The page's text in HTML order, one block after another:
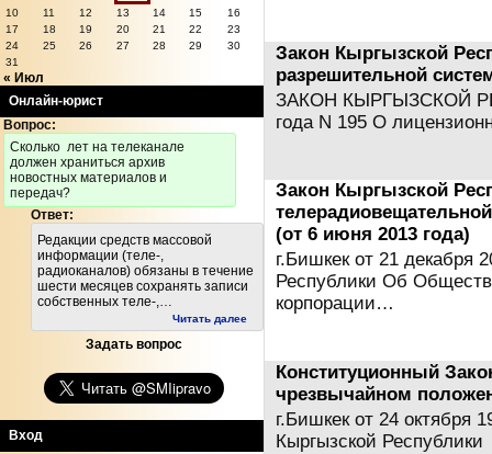
10
11 12 13 14 15
16
17
18 19 20 21 22
23
24
25 26 27 28 29
30
31
« Июл
Онлайн-юрист
Вопрос:
Cколько лет на телеканале
должен храниться архив
новостных материалов и
передач?
Ответ:
Редакции средств массовой
информации (теле-,
радиоканалов) обязаны в течение
шести месяцев сохранять записи
собственных теле-,…
Читать далее
Задать вопрос
Вход
Закон Кыргызской
разрешительной
ЗАКОН КЫРГЫЗСКОЙ
года N 195 О
Закон Кыргызской
(от 6 июня 2013 года)
г.Бишкек от 21 декабря
Республики Об
корпорации…
Конституционный
чрезвычайном
г.Бишкек от 24 октября
Кыргызской